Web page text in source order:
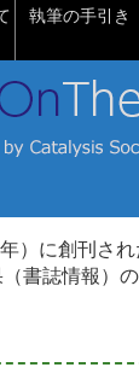
執筆の手引き
）に創刊さ
書誌情報）